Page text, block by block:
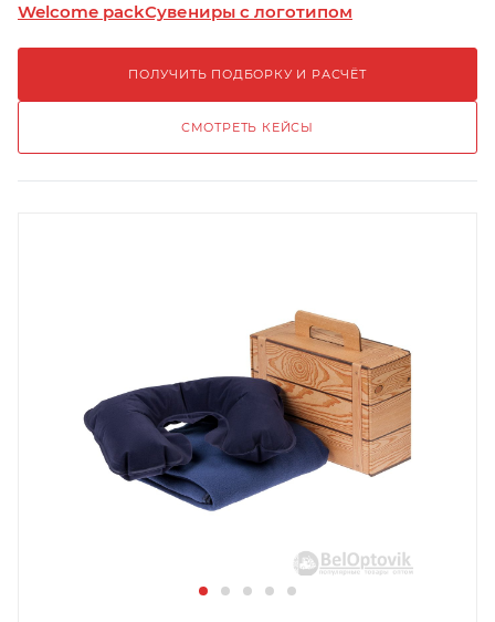
Welcome packСувениры с логотипом
ПОЛУЧИТЬ ПОДБОРКУ И РАСЧЁТ
СМОТРЕТЬ КЕЙСЫ